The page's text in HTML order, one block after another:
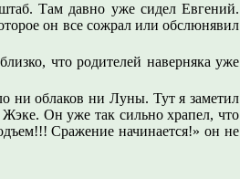
Там давно уже сидел Евгений.
он все сожрал или обслюнявил
что родителей наверняка уже
ни облаков ни Луны. Тут я заметил
Он уже так сильно храпел, что
Сражение начинается!» он не